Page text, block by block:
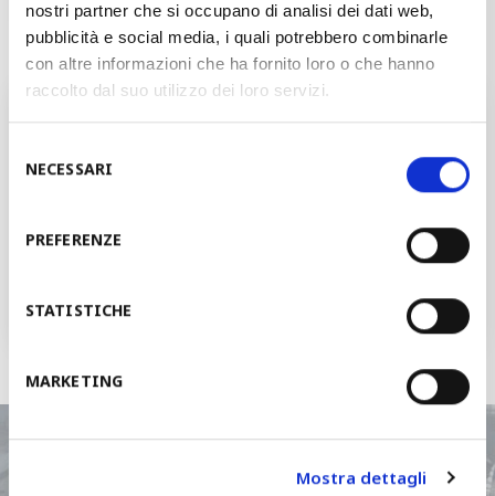
nostri partner che si occupano di analisi dei dati web,
pubblicità e social media, i quali potrebbero combinarle
con altre informazioni che ha fornito loro o che hanno
raccolto dal suo utilizzo dei loro servizi.
delNECESSARI
PREFERENZE
STATISTICHE
MARKETING
Mostra dettagli
Vous serez contacté dans 48 heures